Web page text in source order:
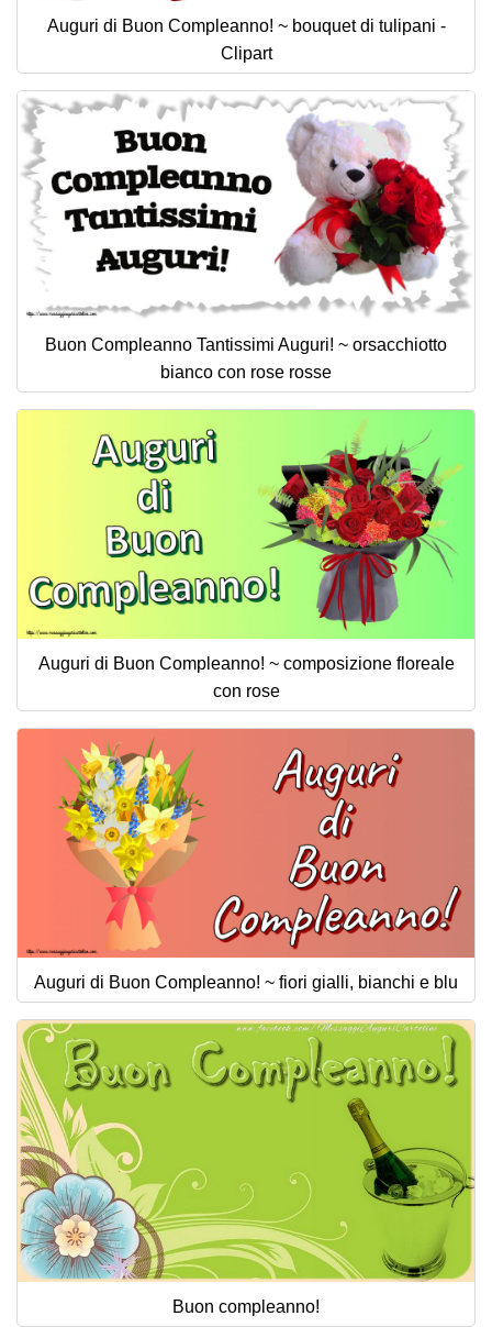
Auguri di Buon Compleanno! ~ bouquet di tulipani -
Clipart
Buon Compleanno Tantissimi Auguri! ~ orsacchiotto
bianco con rose rosse
Auguri di Buon Compleanno! ~ composizione floreale
con rose
Auguri di Buon Compleanno! ~ fiori gialli, bianchi e blu
Buon compleanno!